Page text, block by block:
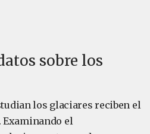
sobre los
los glaciares reciben el
Examinando el